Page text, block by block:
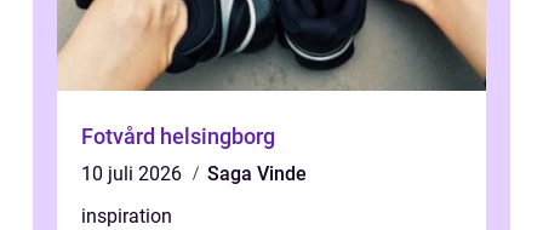
Fotvård helsingborg
10 juli 2026
Saga Vinde
inspiration